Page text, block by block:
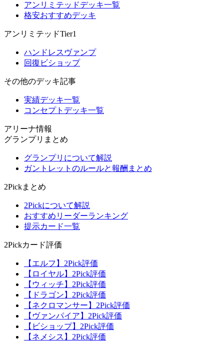
アンリミテッドデッキ一覧
格安おすすめデッキ
アンリミテッドTier1
ハンドレスヴァンプ
回復ビショップ
その他のデッキ記事
実績デッキ一覧
コンセプトデッキ一覧
アリーナ情報
グランプリまとめ
グランプリについて解説
ガントレットのルールと報酬まとめ
2Pickまとめ
2Pickについて解説
おすすめリーダーランキング
提示カード一覧
2Pickカード評価
【エルフ】2Pick評価
【ロイヤル】2Pick評価
【ウィッチ】2Pick評価
【ドラゴン】2Pick評価
【ネクロマンサー】2Pick評価
【ヴァンパイア】2Pick評価
【ビショップ】2Pick評価
【ネメシス】2Pick評価